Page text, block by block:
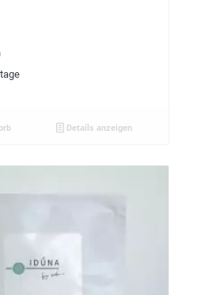
Details anzeigen